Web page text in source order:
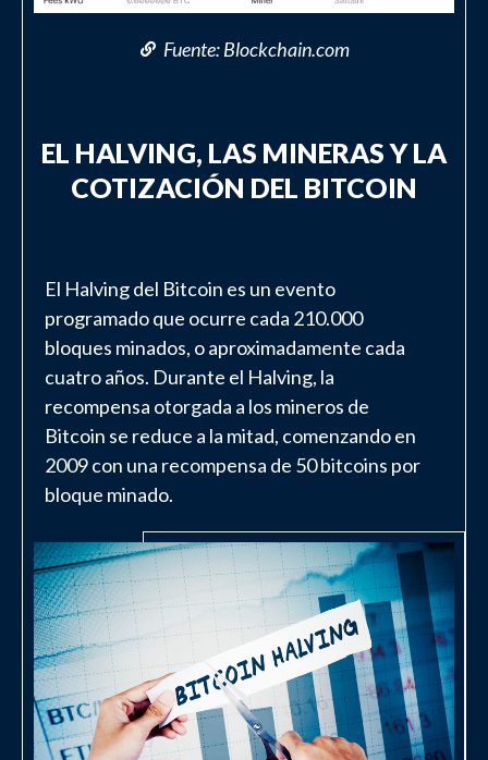
Fuente: Blockchain.com
EL HALVING, LAS MINERAS Y LA
COTIZACIÓN DEL BITCOIN
El Halving del Bitcoin es un evento
programado que ocurre cada 210.000
bloques minados, o aproximadamente cada
cuatro años. Durante el Halving, la
recompensa otorgada a los mineros de
Bitcoin se reduce a la mitad, comenzando en
2009 con una recompensa de 50 bitcoins por
bloque minado.